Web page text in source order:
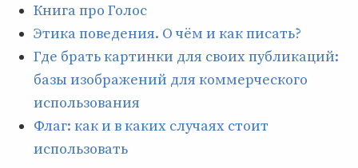
Книга про Голос
Этика поведения. О чём и как писать?
Где брать картинки для своих публикаций:
базы изображений для коммерческого
использования
Флаг: как и в каких случаях стоит
использовать